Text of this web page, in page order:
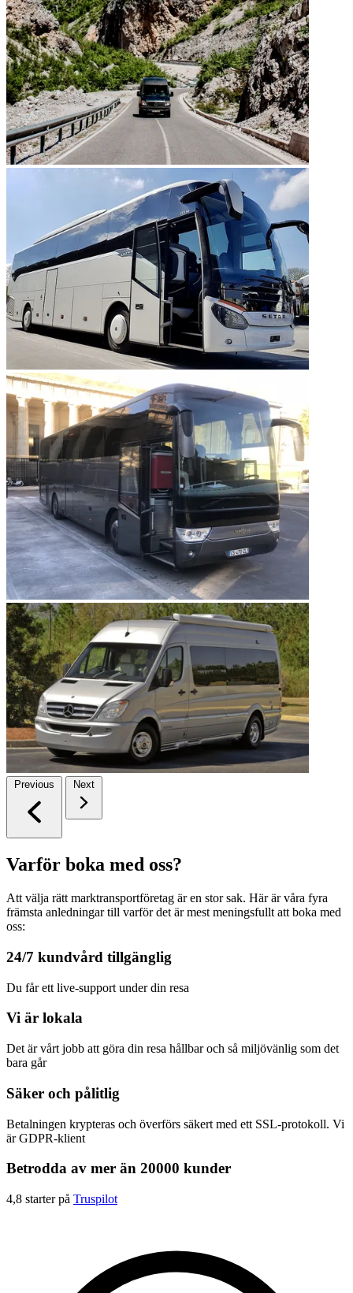
Previous Next
Varför boka med oss?
Att välja rätt marktransportföretag är en stor sak. Här är våra fyra
främsta anledningar till varför det är mest meningsfullt att boka med
oss:
24/7 kundvård tillgänglig
Du får ett live-support under din resa
Vi är lokala
Det är vårt jobb att göra din resa hållbar och så miljövänlig som det
bara går
Säker och pålitlig
Betalningen krypteras och överförs säkert med ett SSL-protokoll. Vi
är GDPR-klient
Betrodda av mer än 20000 kunder
4,8 starter på Truspilot